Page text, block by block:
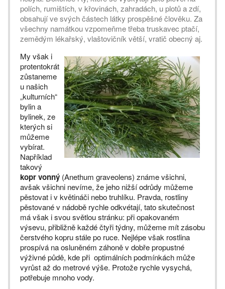
polích, rumištích, v křovinách, zahradách, u plotů a zdí,
obsahují ve svých částech látky prospěšné člověku. Za
všechny namátkou vzpomeňme třeba truskavec ptačí,
zemědým lékařský, vlaštovičník větší, vratič obecný aj.
My však i
protentokrát
zůstaneme
u našich
„kulturních“
bylin a
bylinek, ze
kterých si
můžeme
vybírat.
Například
takový
kopr vonný (Anethum graveolens) známe všichni,
avšak všichni nevíme, že jeho nižší odrůdy můžeme
pěstovat i v květináči nebo truhlíku. Pravda, rostliny
pěstované v nádobě rychle odkvétají, tato skutečnost
má však i svou světlou stránku: při opakovaném
výsevu, přibližně každé čtyři týdny, můžeme mít zásobu
čerstvého kopru stále po ruce. Nejlépe však rostlina
prospívá na osluněném záhoně v dobře propustné
výživné půdě, kde při optimálních podmínkách může
vyrůst až do metrové výše. Protože rychle vysychá,
potřebuje mnoho vody.